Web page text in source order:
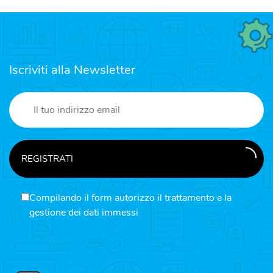
Iscriviti alla Newsletter
REGISTRATI
Compilando il form autorizzo il trattamento e la
gestione dei dati immessi